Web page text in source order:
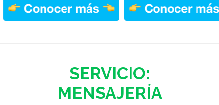
SERVICIO:
MENSAJERÍA